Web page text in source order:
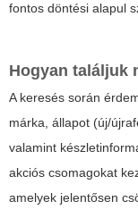
fontos döntési alapul
Hogyan találjuk
A keresés során
márka, állapot (új/
valamint
akciós csomagokat
amelyek jelentősen